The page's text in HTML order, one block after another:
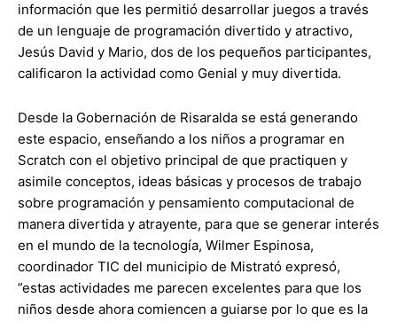
información que les permitió desarrollar juegos a través
de un lenguaje de programación divertido y atractivo,
Jesús David y Mario, dos de los pequeños participantes,
calificaron la actividad como Genial y muy divertida.
Desde la Gobernación de Risaralda se está generando
este espacio, enseñando a los niños a programar en
Scratch con el objetivo principal de que practiquen y
asimile conceptos, ideas básicas y procesos de trabajo
sobre programación y pensamiento computacional de
manera divertida y atrayente, para que se generar interés
en el mundo de la tecnología, Wilmer Espinosa,
coordinador TIC del municipio de Mistrató expresó,
”estas actividades me parecen excelentes para que los
niños desde ahora comiencen a guiarse por lo que es la